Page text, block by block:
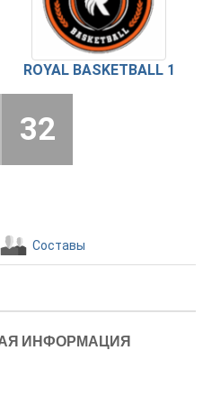
ROYAL BASKETBALL 1
32
Составы
ИНФОРМАЦИЯ